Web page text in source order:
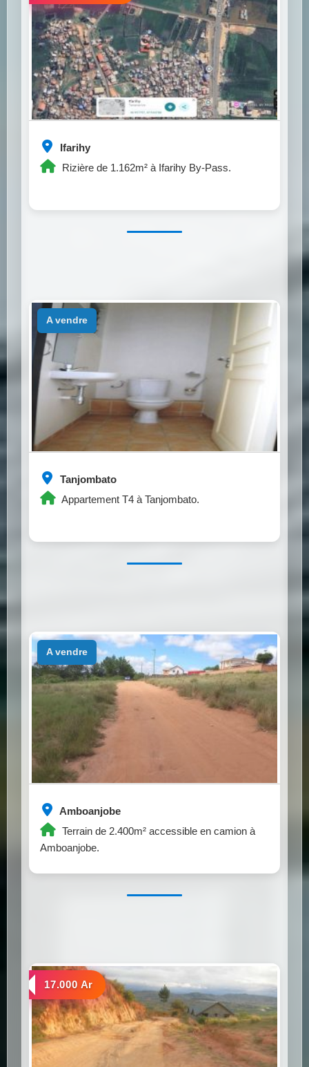
Ifarihy
Rizière de 1.162m² à Ifarihy By-Pass.
Tanjombato
Appartement T4 à Tanjombato.
a vendre
Amboanjobe
Terrain de 2.400m² accessible en camion à
Amboanjobe.
a vendre
a vendre
17.000 Ar